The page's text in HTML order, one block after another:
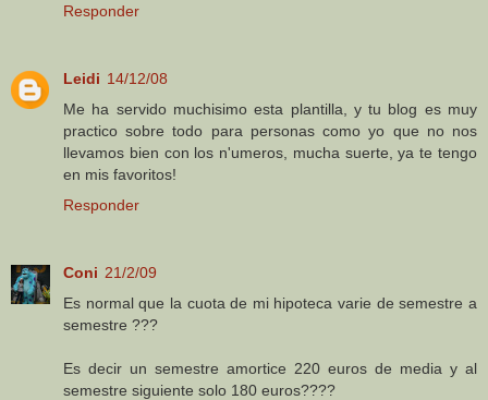
Responder
Leidi 14/12/08
Me ha servido muchisimo esta plantilla, y tu blog es muy
practico sobre todo para personas como yo que no nos
llevamos bien con los n'umeros, mucha suerte, ya te tengo
en mis favoritos!
Responder
Coni 21/2/09
Es normal que la cuota de mi hipoteca varie de semestre a
semestre ???
Es decir un semestre amortice 220 euros de media y al
semestre siguiente solo 180 euros????